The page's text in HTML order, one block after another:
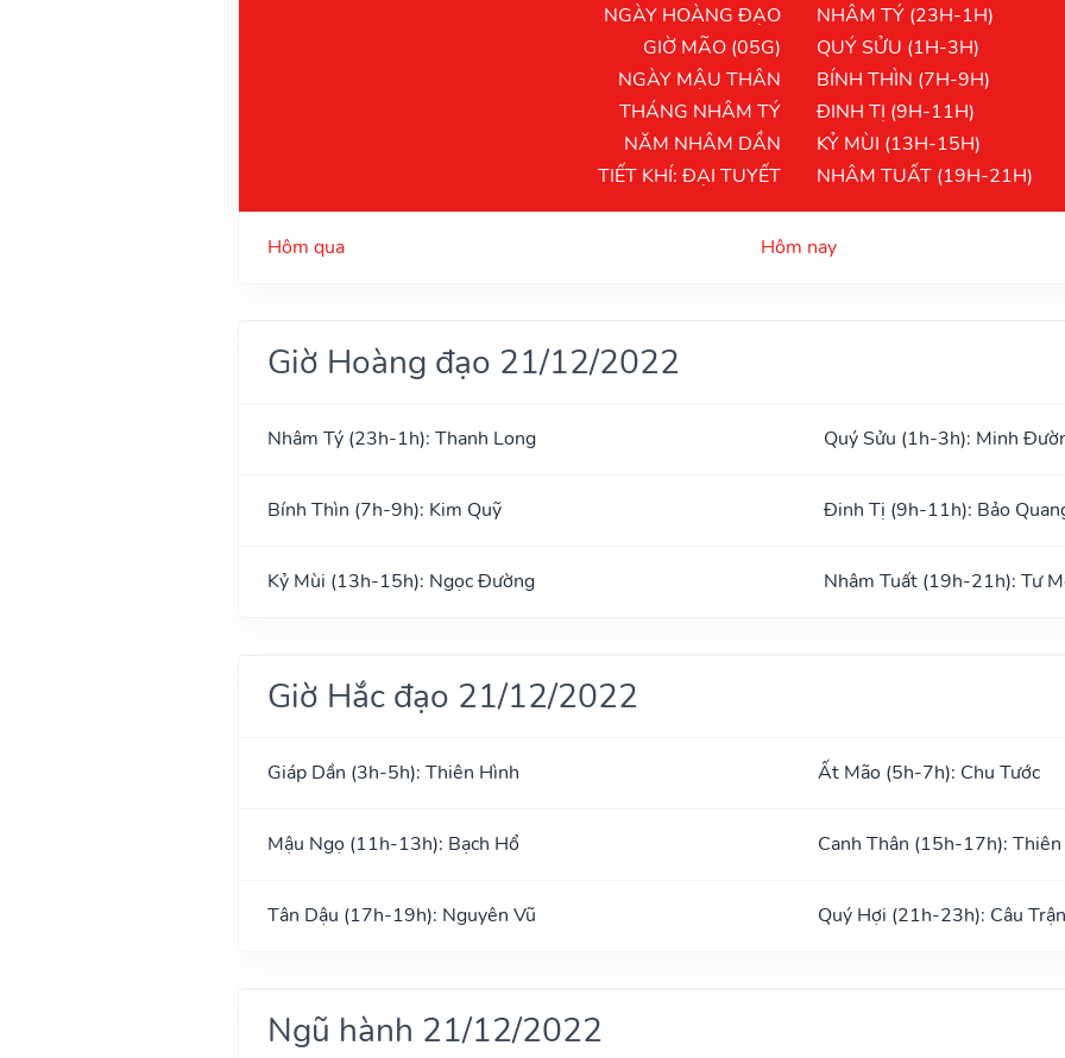
NGÀY HOÀNG ĐẠO
GIỜ MÃO (05G)
NGÀY MẬU THÂN
THÁNG NHÂM TÝ
NĂM NHÂM DẦN
TIẾT KHÍ: ĐẠI TUYẾT
NHÂM TÝ (23H-1H)
QUÝ SỬU (1H-3H)
BÍNH THÌN (7H-9H)
ĐINH TỊ (9H-11H)
KỶ MÙI (13H-15H)
NHÂM TUẤT (19H-21H)
Hôm qua Hôm nay
Giờ Hoàng đạo 21/12/2022
Nhâm Tý (23h-1h): Thanh Long Quý Sửu (1h-3h): Minh
Bính Thìn (7h-9h): Kim Quỹ Đinh Tị (9h-11h): Bảo
Kỷ Mùi (13h-15h): Ngọc Đường Nhâm Tuất (19h-21h): Tư
Giờ Hắc đạo 21/12/2022
Giáp Dần (3h-5h): Thiên Hình Ất Mão (5h-7h): Chu Tước
Mậu Ngọ (11h-13h): Bạch Hổ Canh Thân (15h-17h): Thiên
Tân Dậu (17h-19h): Nguyên Vũ Quý Hợi (21h-23h): Câu Trận
Ngũ hành 21/12/2022